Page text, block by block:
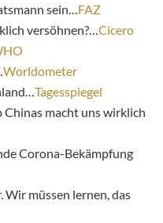
sein…FAZ
versöhnen?…Cicero
Worldometer
Tagesspiegel
macht uns wirklich
Corona-Bekämpfung
Wir müssen lernen, das